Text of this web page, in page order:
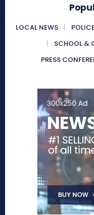
LOCAL NEWS
SCHOOL &
PRESS